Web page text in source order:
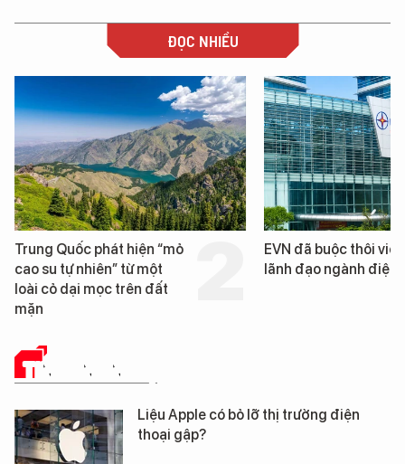
ĐỌC NHIỀU
hiện “mỏ
từ một
trên đất
EVN đã buộc thôi việc 3
lãnh đạo ngành điện
TIN CÔNG NGHỆ
Liệu Apple có bỏ lỡ thị trường điện
thoại gập?